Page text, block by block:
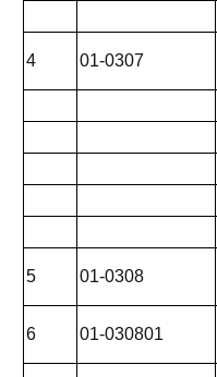
4 01-0307
5 01-0308
6 01-030801